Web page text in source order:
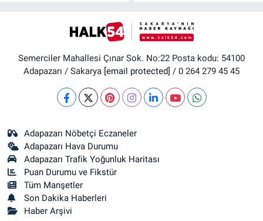
Semerciler Mahallesi Çınar Sok. No:22 Posta kodu: 54100
Adapazarı / Sakarya [email protected] / 0 264 279 45 45
Adapazarı Nöbetçi Eczaneler
Adapazarı Hava Durumu
Adapazarı Trafik Yoğunluk Haritası
Puan Durumu ve Fikstür
Tüm Manşetler
Son Dakika Haberleri
Haber Arşivi